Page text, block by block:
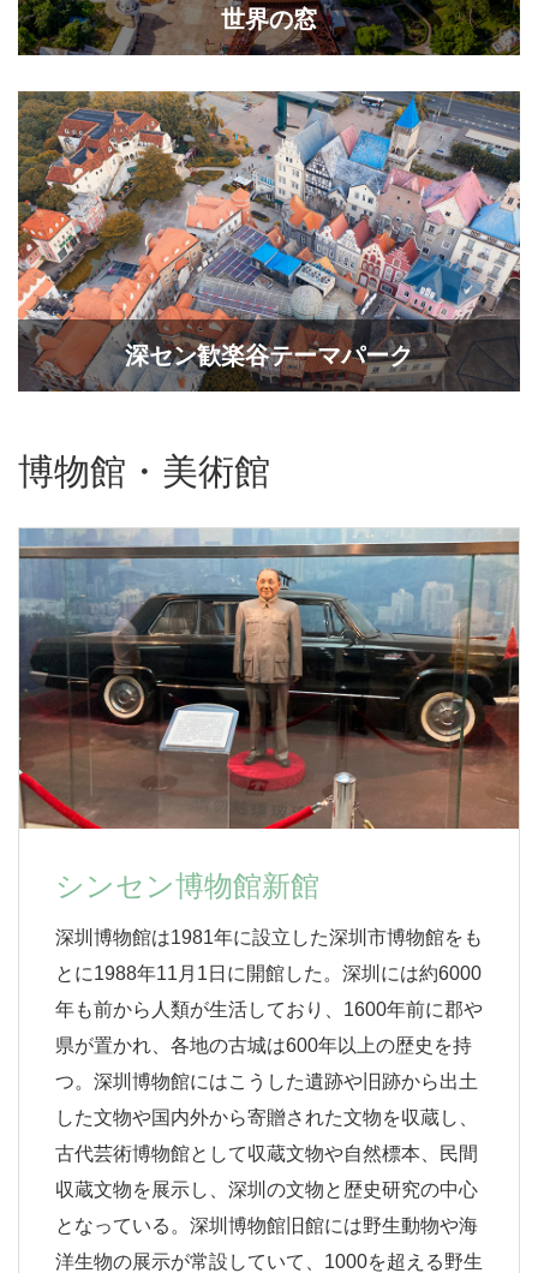
世界の窓
​深セン歓楽谷テーマパーク
博物館・美術館
シンセン博物館新館
深圳博物館は1981年に設立した深圳市博物館をも
とに1988年11月1日に開館した。深圳には約6000
年も前から人類が生活しており、1600年前に郡や
県が置かれ、各地の古城は600年以上の歴史を持
つ。深圳博物館にはこうした遺跡や旧跡から出土
した文物や国内外から寄贈された文物を収蔵し、
古代芸術博物館として収蔵文物や自然標本、民間
収蔵文物を展示し、深圳の文物と歴史研究の中心
となっている。深圳博物館旧館には野生動物や海
洋生物の展示が常設していて、1000を超える野生